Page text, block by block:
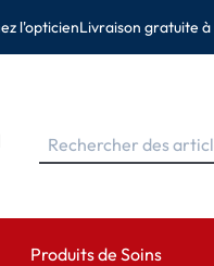
l'opticienLivraison gratuite
Produits de Soins